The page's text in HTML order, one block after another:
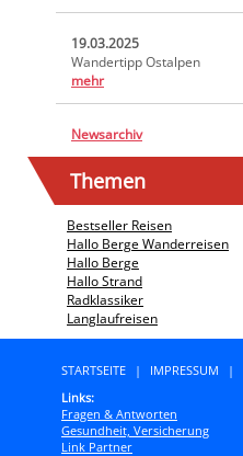
19.03.2025
Wandertipp Ostalpen
mehr
Newsarchiv
Themen
Bestseller Reisen
Hallo Berge Wanderreisen
Hallo Berge
Hallo Strand
Radklassiker
Langlaufreisen
STARTSEITE | IMPRESSUM |
Links:
Fragen & Antworten
Gesundheit, Versicherung
Link Partner